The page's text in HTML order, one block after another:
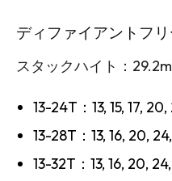
ディファイアントフリ
スタックハイト：
13-24T：13, 15, 17,
13-28T：13, 16, 20,
13-32T：13, 16, 20,